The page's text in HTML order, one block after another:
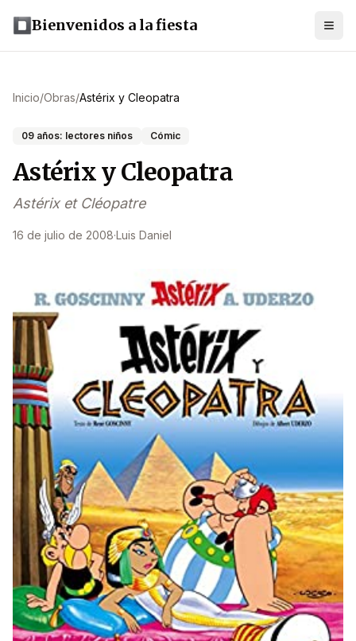
Bienvenidos a la fiesta
Inicio/Obras/Astérix y Cleopatra
09 años: lectores niños Cómic
Astérix y Cleopatra
Astérix et Cléopatre
16 de julio de 2008·Luis Daniel